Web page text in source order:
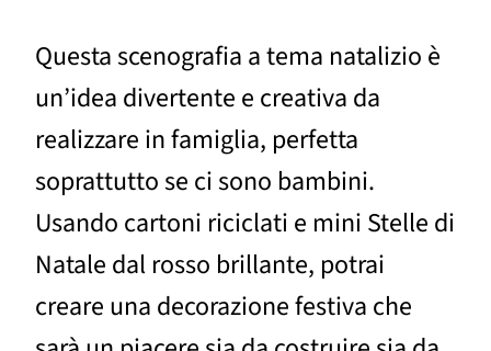
Questa scenografia a tema natalizio è
un’idea divertente e creativa da
realizzare in famiglia, perfetta
soprattutto se ci sono bambini.
Usando cartoni riciclati e mini Stelle di
Natale dal rosso brillante, potrai
creare una decorazione festiva che